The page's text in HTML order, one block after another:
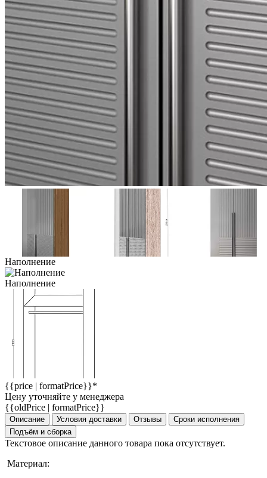
Наполнение
Наполнение
{{price | formatPrice}}*
Цену уточняйте у менеджера
{{oldPrice | formatPrice}}
Описание Условия доставки Отзывы
Сроки исполнения
Подъём и сборка
Текстовое описание данного товара пока отсутствует.
Материал: